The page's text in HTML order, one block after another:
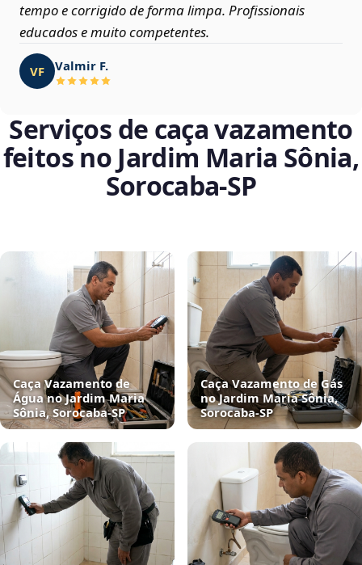
tempo e corrigido de forma limpa. Profissionais
educados e muito competentes.
VF Valmir F.
Serviços de caça vazamento
feitos no Jardim Maria Sônia,
Sorocaba‑SP
Caça Vazamento de
Água no Jardim Maria
Sônia, Sorocaba‑SP
Caça Vazamento de Gás
no Jardim Maria Sônia,
Sorocaba‑SP